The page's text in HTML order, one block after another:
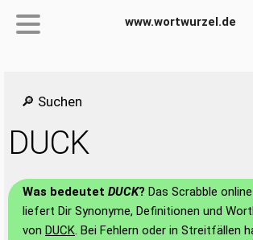
www.wortwurzel.de
🔎 Suchen
DUCK
Was bedeutet DUCK? Das Scrabble
liefert Dir Synonyme, Definitionen und
von DUCK. Bei Fehlern oder in Streitfällen